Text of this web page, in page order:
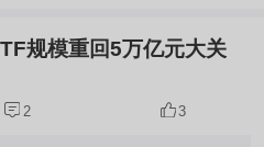
规模重回5万亿元大关
2 3